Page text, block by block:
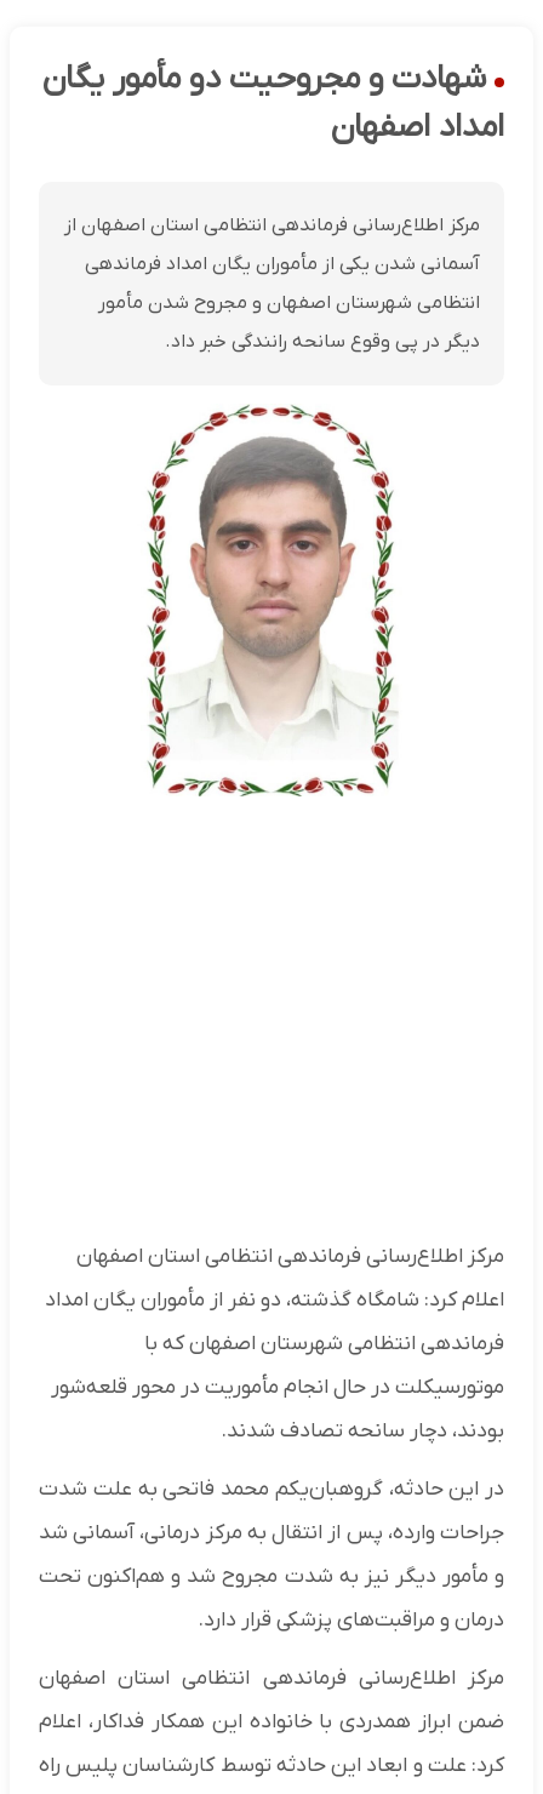
شهادت و مجروحیت دو مأمور یگان
امداد اصفهان
مرکز اطلاع‌رسانی فرماندهی انتظامی استان اصفهان از
آسمانی شدن یکی از مأموران یگان امداد فرماندهی
انتظامی شهرستان اصفهان و مجروح شدن مأمور
دیگر در پی وقوع سانحه رانندگی خبر داد.
مرکز اطلاع‌رسانی فرماندهی انتظامی استان اصفهان
اعلام کرد: شامگاه گذشته، دو نفر از مأموران یگان امداد
فرماندهی انتظامی شهرستان اصفهان که با
موتورسیکلت در حال انجام مأموریت در محور قلعه‌شور
بودند، دچار سانحه تصادف شدند.
در این حادثه، گروهبان‌یکم محمد فاتحی به علت شدت
جراحات وارده، پس از انتقال به مرکز درمانی، آسمانی شد
و مأمور دیگر نیز به شدت مجروح شد و هم‌اکنون تحت
درمان و مراقبت‌های پزشکی قرار دارد.
مرکز اطلاع‌رسانی فرماندهی انتظامی استان اصفهان
ضمن ابراز همدردی با خانواده این همکار فداکار، اعلام
کرد: علت و ابعاد این حادثه توسط کارشناسان پلیس راه